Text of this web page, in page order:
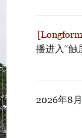
播进入“触
2026年8